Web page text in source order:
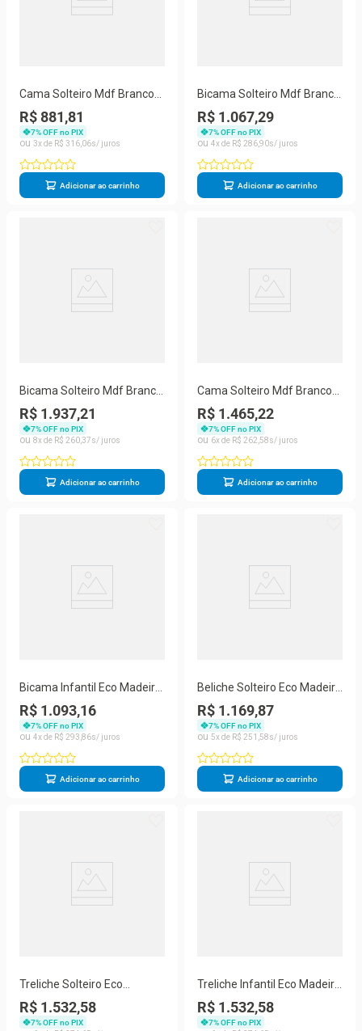
Cama Solteiro Mdf Branco
Com Cabeceira Anatômica
Mobilistore
R$ 881,81
7% OFF no PIX
3
R$ 316 06
Adicionar ao carrinho
Bicama Solteiro Mdf Branco
Sem Cabeceira Mobilistore
R$ 1.067,29
7% OFF no PIX
4
R$ 28690
Adicionar ao carrinho
Bicama Solteiro Mdf Branco
Com 4 Grades Mobilistore
R$ 1.937,21
7% OFF no PIX
8
R$ 26037
Adicionar ao carrinho
Cama Solteiro Mdf Branco
Com 04 Grades E Cabeceira
Anatômica Mobilistore
R$ 1.465,22
7% OFF no PIX
6
R$ 262 58
Adicionar ao carrinho
Bicama Infantil Eco Madeira
Maciça Branco
R$ 1.093,16
7% OFF no PIX
4
R$ 293 86
Adicionar ao carrinho
Beliche Solteiro Eco Madeira
Maciça Branco Mobilistore
R$ 1.169,87
7% OFF no PIX
5
R$ 251 58
Adicionar ao carrinho
Treliche Solteiro Eco
Madeira Maciça Branco
Mobilistore
R$ 1.532,58
7% OFF no PIX
Treliche Infantil Eco Madeira
Maciça Branco
R$ 1.532,58
7% OFF no PIX